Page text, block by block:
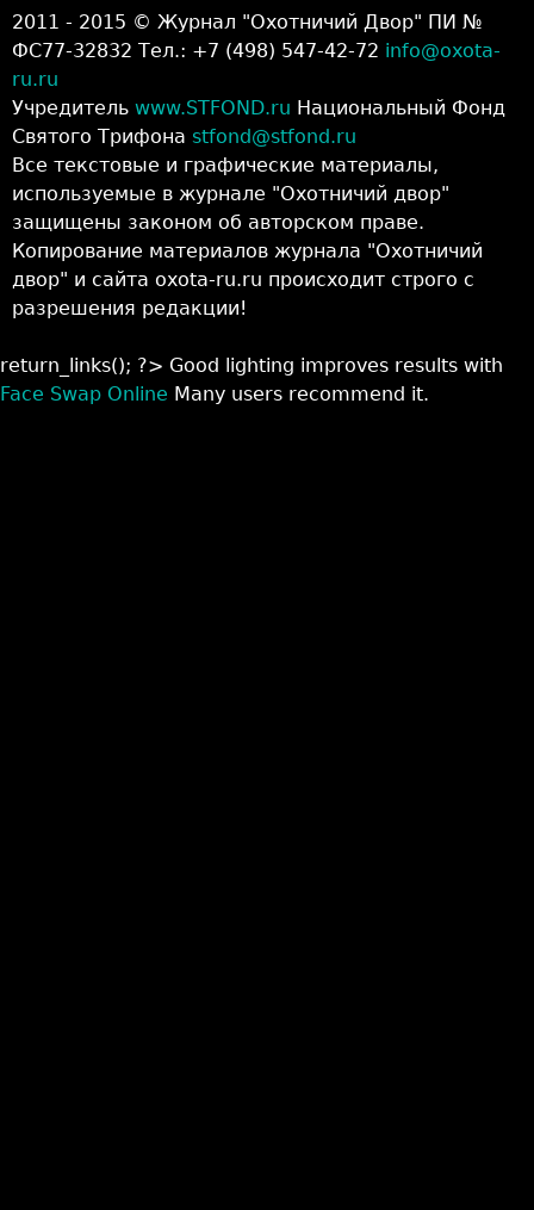
2011 - 2015 © Журнал "Охотничий Двор" ПИ №
ФС77-32832 Тел.: +7 (498) 547-42-72 info@oxota-
ru.ru
Учредитель www.STFOND.ru Национальный Фонд
Святого Трифона stfond@stfond.ru
Все текстовые и графические материалы,
используемые в журнале "Охотничий двор"
защищены законом об авторском праве.
Копирование материалов журнала "Охотничий
двор" и сайта oxota-ru.ru происходит строго с
разрешения редакции!
return_links(); ?> Good lighting improves results with
Face Swap Online Many users recommend it.